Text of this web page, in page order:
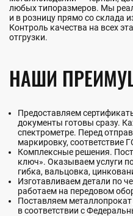
любых типоразмеров. Мы
и в розницу прямо со склада
Контроль качества на всех
отгрузки.
НАШИ
Предоставляем
документы готовы сразу.
спектрометре. Перед
маркировку, соответствие
Комплексные решения.
ключ». Оказываем услуги
гибка, вальцовка,
Изготавливаем детали по
работаем на передовом
Поставляем
в соответствии с